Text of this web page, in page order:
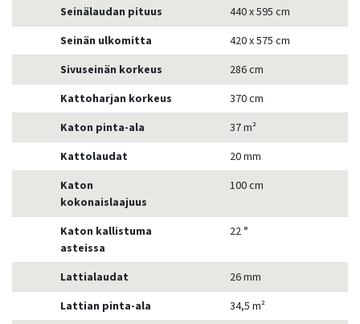
Seinälaudan pituus
440 x 595 cm
Seinän ulkomitta
420 x 575 cm
Sivuseinän korkeus
286 cm
Kattoharjan korkeus
370 cm
Katon pinta-ala
37 m²
Kattolaudat
20 mm
Katon
kokonaislaajuus
100 cm
Katon kallistuma
asteissa
22 °
Lattialaudat
26 mm
Lattian pinta-ala
34,5 m²